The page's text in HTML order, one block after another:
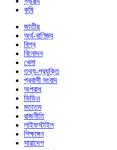
কৃষি
জাতীয়
অর্থ-বাণিজ্য
বিশ্ব
বিনোদন
খেলা
তথ্য-প্রযুক্তি
প্রবাসী সংবাদ
অপরাধ
ভিডিও
মতাতম
রাজনীতি
লাইফস্টাইল
শিক্ষাঙ্গন
সারাদেশ